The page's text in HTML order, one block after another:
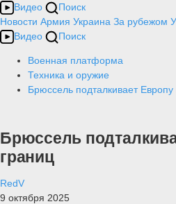
Видео
Поиск
Новости Армия Украина За рубежом
Видео
Поиск
Военная платформа
Техника и оружие
Брюссель подталкивает
Брюссель
границ
RedV
9 октября 2025